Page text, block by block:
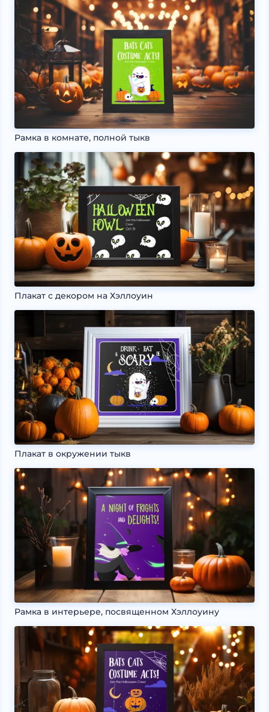
Рамка в комнате, полной тыкв
Плакат с декором на Хэллоуин
Плакат в окружении тыкв
Рамка в интерьере, посвященном Хэллоуину